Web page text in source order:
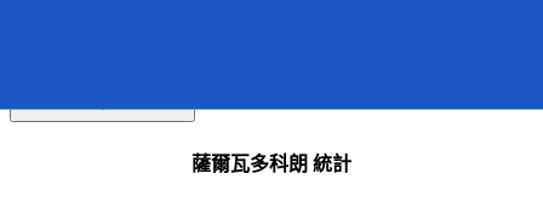
薩爾瓦多科朗 統計